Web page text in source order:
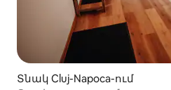
Տնակ Cluj-Napoca-ում